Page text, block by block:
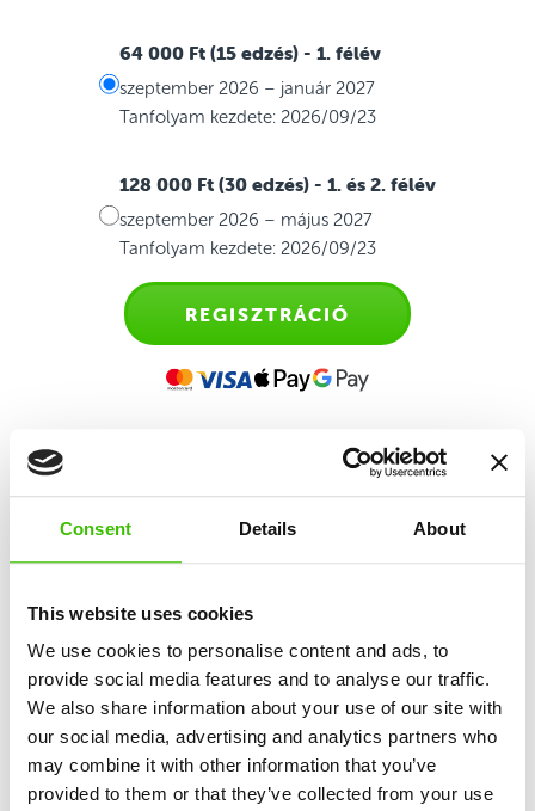
Consent Details About
This website uses cookies
We use cookies to personalise content and ads, to
provide social media features and to analyse our traffic.
We also share information about your use of our site with
our social media, advertising and analytics partners who
may combine it with other information that you’ve
provided to them or that they’ve collected from your use
64 000 Ft (15 edzés) - 1. félév
szeptember 2026 – január 2027
Tanfolyam kezdete: 2026/09/23
128 000 Ft (30 edzés) - 1. és 2. félév
szeptember 2026 – május 2027
Tanfolyam kezdete: 2026/09/23
REGISZTRÁCIÓ
Sporttanfolyam gyerekeknek
2,5-4 éves kor között
kíséretében, melynek célja a mozgáskészség és
önállóság fejlesztése.
10 alapkészség fejlesztése